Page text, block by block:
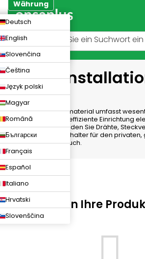
Zum
Inhalt
springen
Währung
Deutsch
English
Slovenčina
Čeština
Język polski
Magyar
Română
Български
Français
Español
Italiano
Hrvatski
Slovenščina
rial
Elektroinstallationsmaterial umfasst
für die sichere und effiziente Einrichtung
dieser Kategorie finden Sie Drähte,
Kabel und Schutzschalter für den
industriellen Gebrauch.
Wir bereiten Ihre